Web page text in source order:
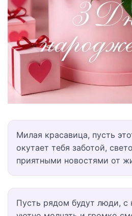
Милая красавица, пусть
окутает тебя заботой,
приятными новостями от
Пусть рядом будут люди, с